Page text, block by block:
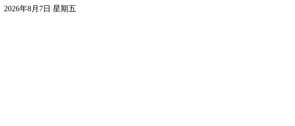
2026年8月7日 星期五